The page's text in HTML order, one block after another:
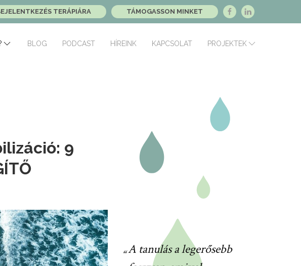
TERÁPIÁRA TÁMOGASSON MINKET
BLOG PODCAST HÍREINK KAPCSOLAT PROJEKTEK
9
A tanulás a legerősebb